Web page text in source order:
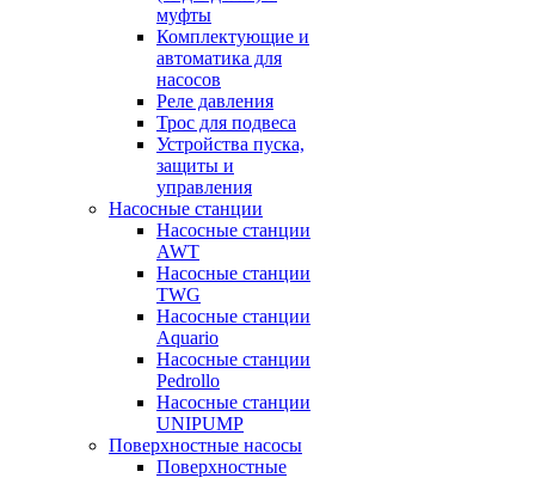
муфты
Комплектующие и
автоматика для
насосов
Реле давления
Трос для подвеса
Устройства пуска,
защиты и
управления
Насосные станции
Насосные станции
AWT
Насосные станции
TWG
Насосные станции
Aquario
Насосные станции
Pedrollo
Насосные станции
UNIPUMP
Поверхностные насосы
Поверхностные